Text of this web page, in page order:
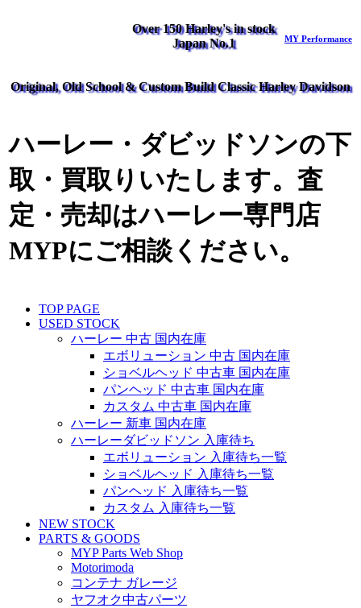
Over 150 Harley's in stock
Japan No.1
MY Performance
Original, Old School & Custom Build Classic Harley Davidson
ハーレー・ダビッドソンの下
取・買取りいたします。査
定・売却はハーレー専門店
MYPにご相談ください。
TOP PAGE
USED STOCK
ハーレー 中古 国内在庫
エボリューション 中古 国内在庫
ショベルヘッド 中古車 国内在庫
パンヘッド 中古車 国内在庫
カスタム 中古車 国内在庫
ハーレー 新車 国内在庫
ハーレーダビッドソン 入庫待ち
エボリューション 入庫待ち一覧
ショベルヘッド 入庫待ち一覧
パンヘッド 入庫待ち一覧
カスタム 入庫待ち一覧
NEW STOCK
PARTS & GOODS
MYP Parts Web Shop
Motorimoda
コンテナ ガレージ
ヤフオク中古パーツ